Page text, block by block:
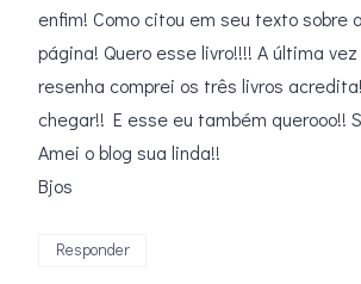
enfim! Como citou em seu texto sobre
página! Quero esse livro!!!! A última
resenha comprei os três livros
chegar!! E esse eu também querooo!!
Amei o blog sua linda!!
Bjos
Responder